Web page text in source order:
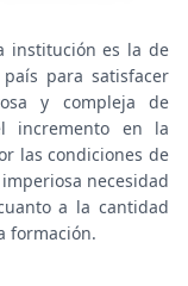
institución es la de
para satisfacer
y compleja de
incremento en la
las condiciones de
necesidad
a la cantidad
formación.